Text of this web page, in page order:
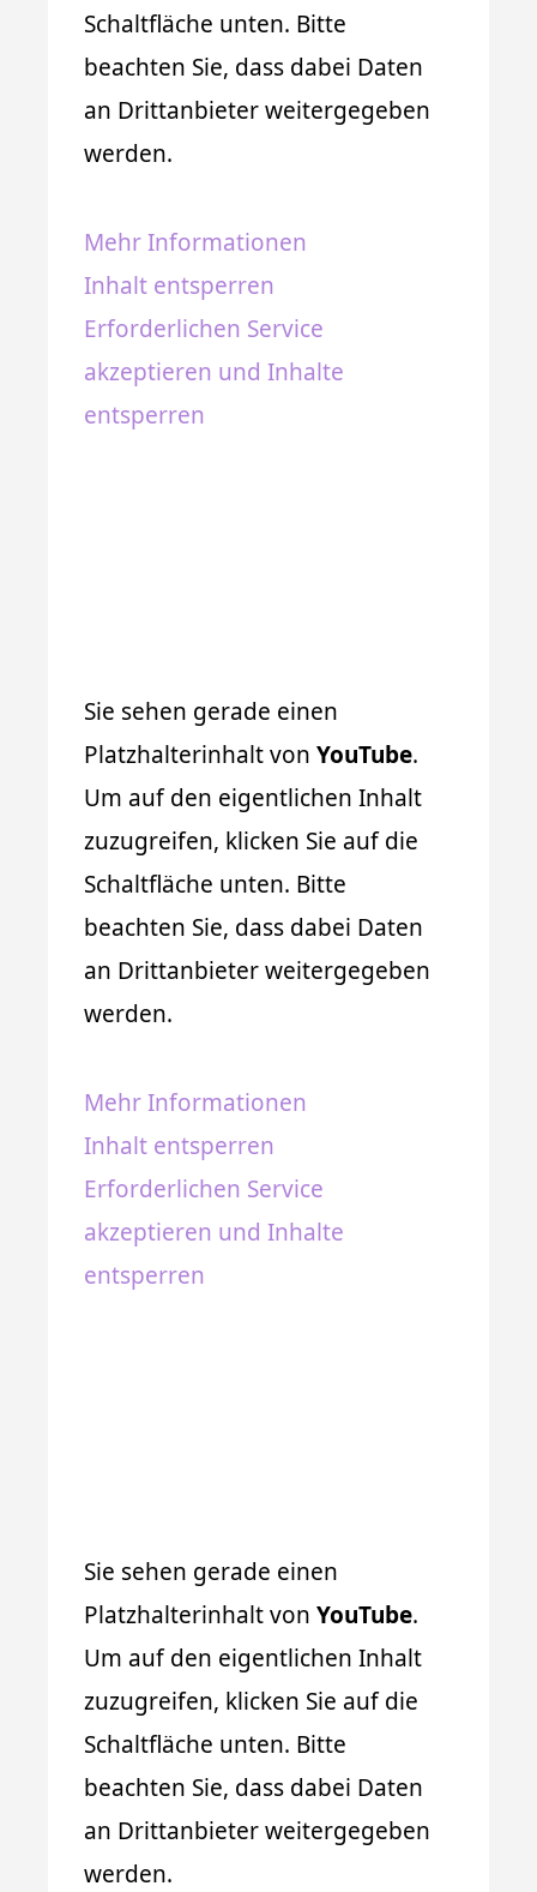
Schaltfläche unten. Bitte
beachten Sie, dass dabei Daten
an Drittanbieter weitergegeben
werden.
Mehr Informationen
Inhalt entsperren
Erforderlichen Service
akzeptieren und Inhalte
entsperren
Sie sehen gerade einen
Platzhalterinhalt von YouTube.
Um auf den eigentlichen Inhalt
zuzugreifen, klicken Sie auf die
Schaltfläche unten. Bitte
beachten Sie, dass dabei Daten
an Drittanbieter weitergegeben
werden.
Mehr Informationen
Inhalt entsperren
Erforderlichen Service
akzeptieren und Inhalte
entsperren
Sie sehen gerade einen
Platzhalterinhalt von YouTube.
Um auf den eigentlichen Inhalt
zuzugreifen, klicken Sie auf die
Schaltfläche unten. Bitte
beachten Sie, dass dabei Daten
an Drittanbieter weitergegeben
werden.